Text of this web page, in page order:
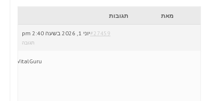
מאת תגובות
יוני 1, 2026 בשעה 2:40 pm#27459
תגובה
VitalGuru